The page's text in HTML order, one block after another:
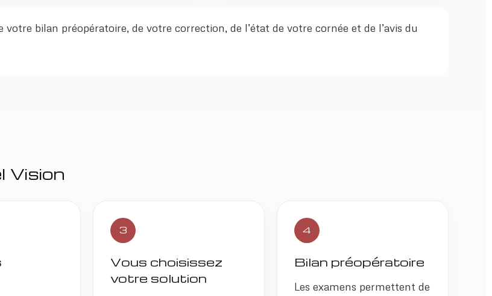
bilan préopératoire, de votre correction, de l’état de votre cornée et de l’avis du
Vision
3
Vous choisissez
votre solution
4
Bilan préopératoire
Les examens permettent de